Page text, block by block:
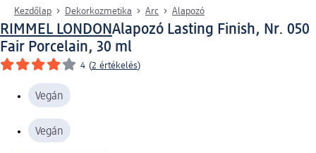
Kezdőlap Dekorkozmetika Arc Alapozó
RIMMEL LONDONAlapozó Lasting Finish, Nr. 050
Fair Porcelain, 30 ml
4 (2 értékelés)
Vegán
Vegán